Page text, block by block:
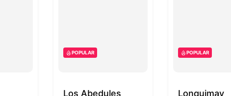
POPULAR
Los Abedules
POPULAR
Lonquimay